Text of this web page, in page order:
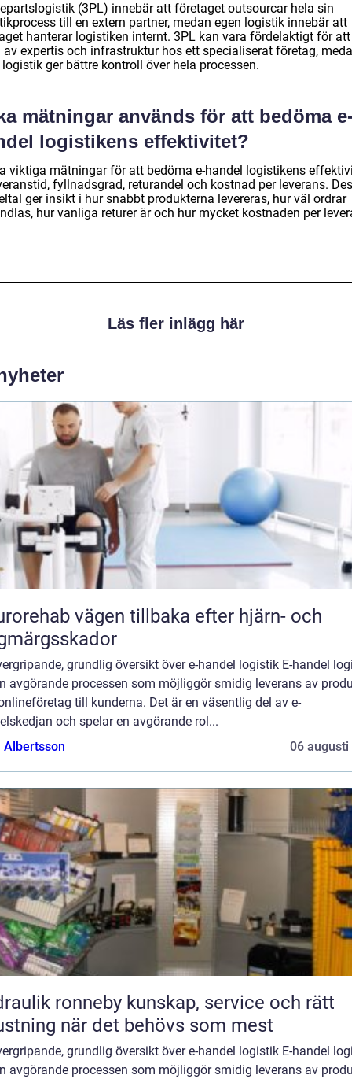
(3PL) innebär att företaget outsourcar hela sin
till en extern partner, medan egen logistik innebär att
hanterar logistiken internt. 3PL kan vara fördelaktigt för
av expertis och infrastruktur hos ett specialiserat företag,
logistik ger bättre kontroll över hela processen.
mätningar används för att bedöma
logistikens effektivitet?
viktiga mätningar för att bedöma e-handel logistikens
fyllnadsgrad, returandel och kostnad per leverans.
ger insikt i hur snabbt produkterna levereras, hur väl ordrar
hur vanliga returer är och hur mycket kostnaden per
Läs fler inlägg här
tillbaka efter hjärn- och
grundlig översikt över e-handel logistik E-handel
avgörande processen som möjliggör smidig leverans av
till kunderna. Det är en väsentlig del av e-
och spelar en avgörande rol...
Albertsson
06 augusti
ronneby kunskap, service och rätt
när det behövs som mest
grundlig översikt över e-handel logistik E-handel
avgörande processen som möjliggör smidig leverans av